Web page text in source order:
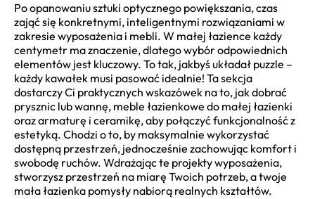
Po opanowaniu sztuki optycznego powiększania, czas
zająć się konkretnymi, inteligentnymi rozwiązaniami w
zakresie wyposażenia i mebli. W małej łazience każdy
centymetr ma znaczenie, dlatego wybór odpowiednich
elementów jest kluczowy. To tak, jakbyś układał puzzle –
każdy kawałek musi pasować idealnie! Ta sekcja
dostarczy Ci praktycznych wskazówek na to, jak dobrać
prysznic lub wannę, meble łazienkowe do małej łazienki
oraz armaturę i ceramikę, aby połączyć funkcjonalność z
estetyką. Chodzi o to, by maksymalnie wykorzystać
dostępną przestrzeń, jednocześnie zachowując komfort i
swobodę ruchów. Wdrażając te projekty wyposażenia,
stworzysz przestrzeń na miarę Twoich potrzeb, a twoje
mała łazienka pomysły nabiorą realnych kształtów.